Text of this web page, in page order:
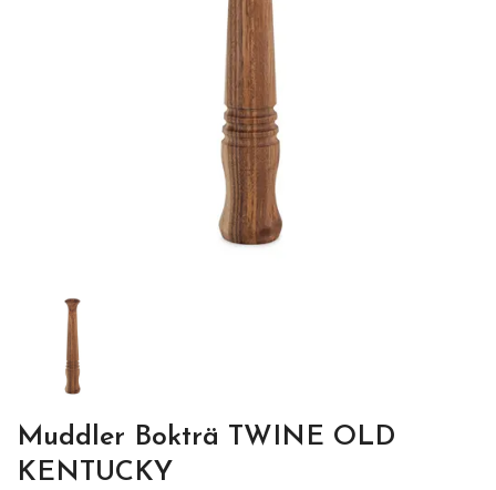
Muddler Bokträ TWINE OLD
KENTUCKY